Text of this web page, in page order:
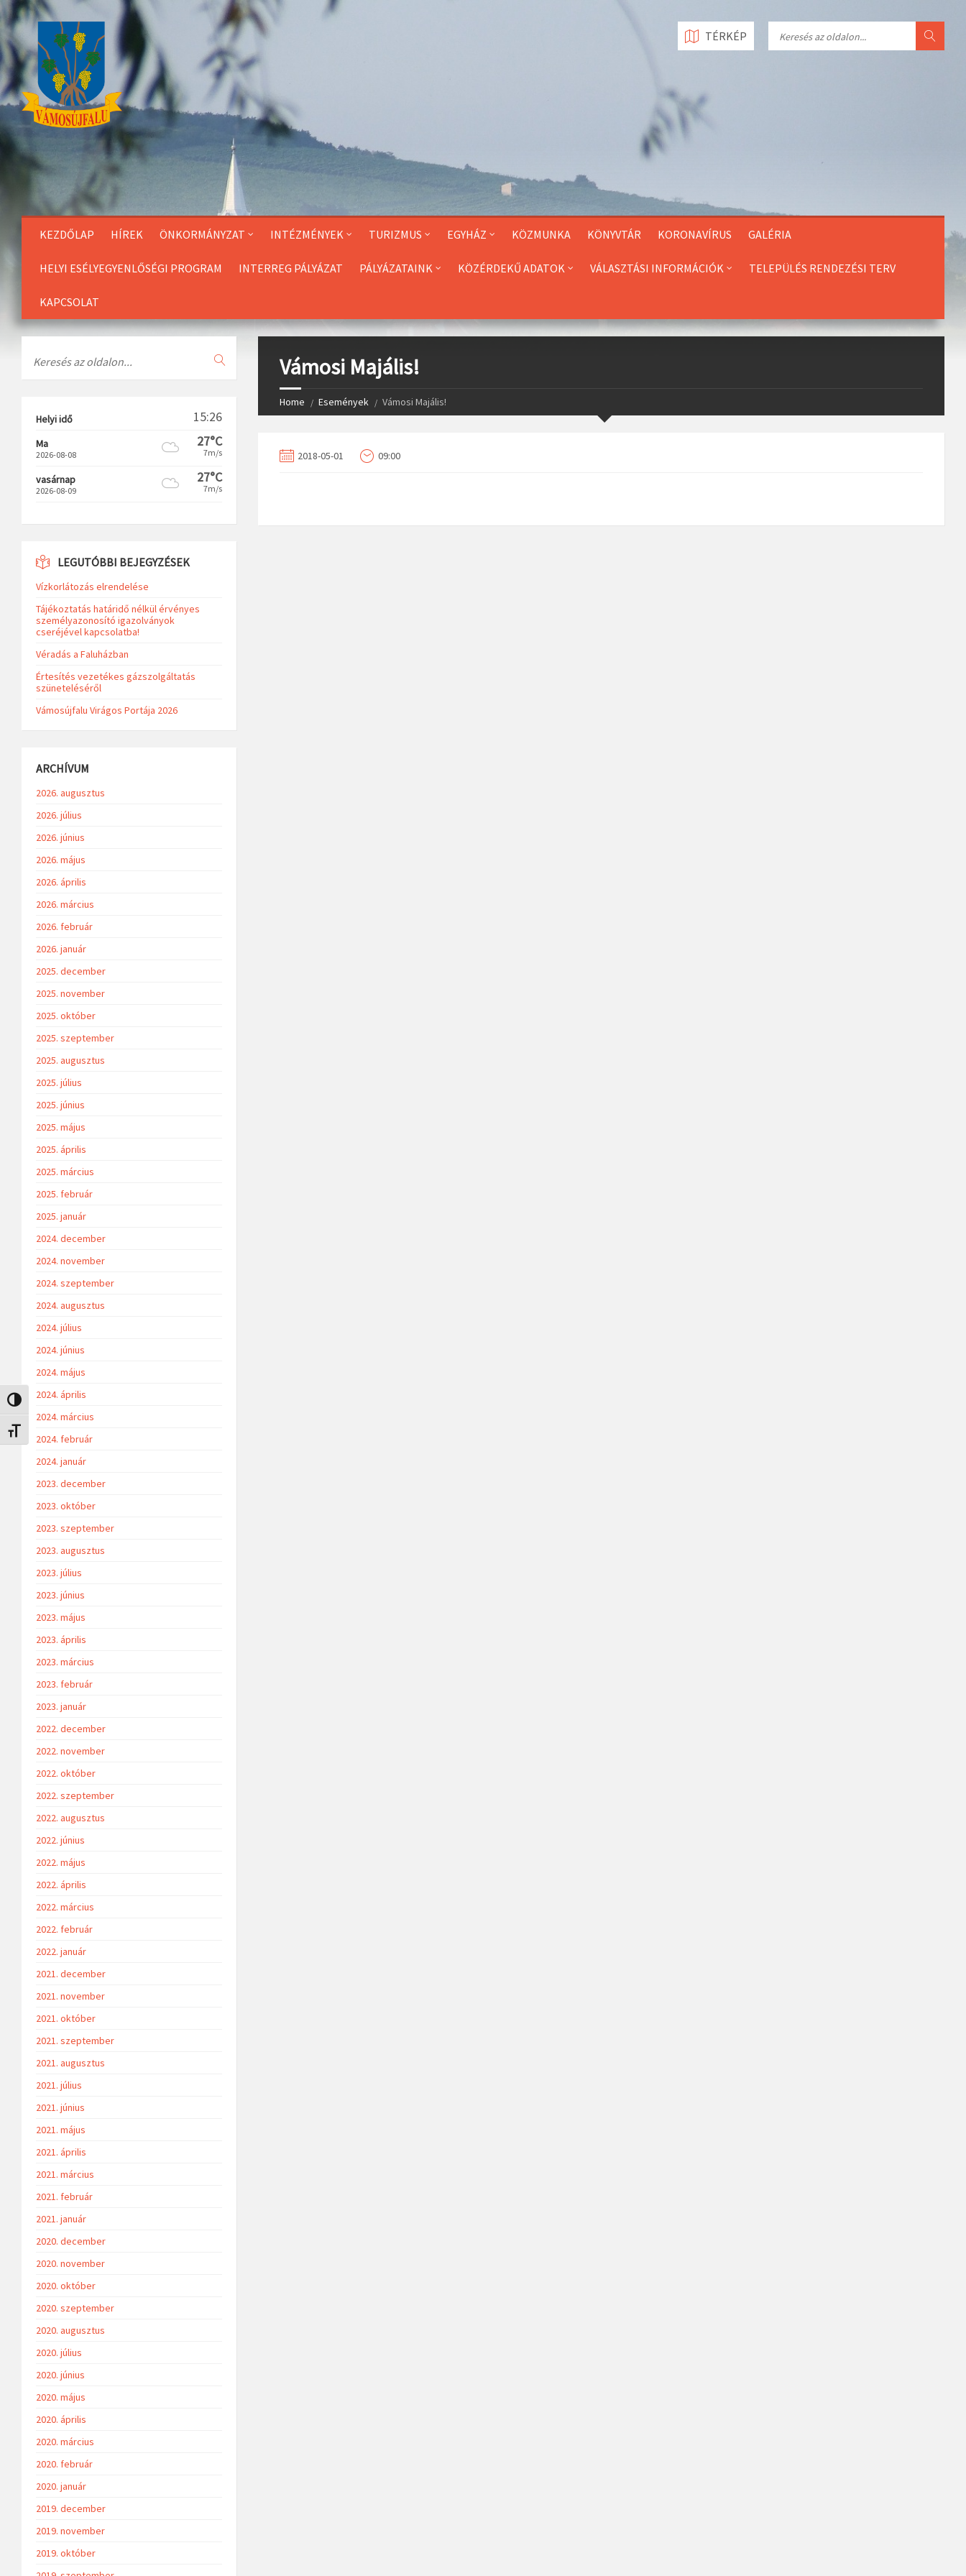
Skip
to
Content
Nagy kontraszt váltása
Betűméret váltása
KEZDŐLAP HÍREK ÖNKORMÁNYZAT INTÉZMÉNYEK TURIZMUS EGYHÁZ KÖZMUNKA KÖNYVTÁR KORONAVÍRUS GALÉRIA
HELYI ESÉLYEGYENLŐSÉGI PROGRAM INTERREG PÁLYÁZAT PÁLYÁZATAINK KÖZÉRDEKŰ ADATOK VÁLASZTÁSI INFORMÁCIÓK TELEPÜLÉS RENDEZÉSI TERV
KAPCSOLAT
TÉRKÉP
Vámosi Majális!
Home Események Vámosi Majális!
2018-05-01 09:00
Helyi idő 15:26
Ma
2026-08-08
27°C
7m/s
vasárnap
2026-08-09
27°C
7m/s
LEGUTÓBBI BEJEGYZÉSEK
Vízkorlátozás elrendelése
Tájékoztatás határidő nélkül érvényes
személyazonosító igazolványok
cseréjével kapcsolatba!
Véradás a Faluházban
Értesítés vezetékes gázszolgáltatás
szüneteléséről
Vámosújfalu Virágos Portája 2026
ARCHÍVUM
2026. augusztus
2026. július
2026. június
2026. május
2026. április
2026. március
2026. február
2026. január
2025. december
2025. november
2025. október
2025. szeptember
2025. augusztus
2025. július
2025. június
2025. május
2025. április
2025. március
2025. február
2025. január
2024. december
2024. november
2024. szeptember
2024. augusztus
2024. július
2024. június
2024. május
2024. április
2024. március
2024. február
2024. január
2023. december
2023. október
2023. szeptember
2023. augusztus
2023. július
2023. június
2023. május
2023. április
2023. március
2023. február
2023. január
2022. december
2022. november
2022. október
2022. szeptember
2022. augusztus
2022. június
2022. május
2022. április
2022. március
2022. február
2022. január
2021. december
2021. november
2021. október
2021. szeptember
2021. augusztus
2021. július
2021. június
2021. május
2021. április
2021. március
2021. február
2021. január
2020. december
2020. november
2020. október
2020. szeptember
2020. augusztus
2020. július
2020. június
2020. május
2020. április
2020. március
2020. február
2020. január
2019. december
2019. november
2019. október